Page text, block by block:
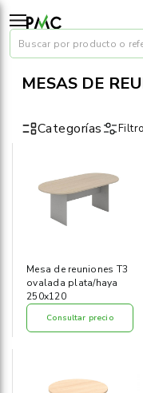
Papel
Material oficina
Tinta y tóner
Impresoras
Buscar por producto o
MESAS DE
Categorías
Mesa de reuniones T3
ovalada plata/haya
250x120
Consultar precio